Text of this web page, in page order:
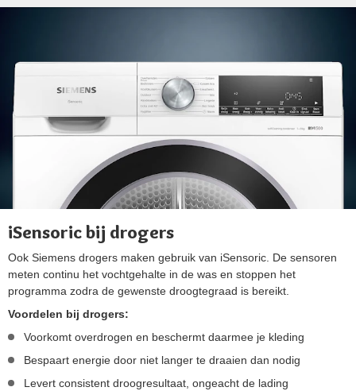
iSensoric bij drogers
Ook Siemens drogers maken gebruik van iSensoric. De sensoren
meten continu het vochtgehalte in de was en stoppen het
programma zodra de gewenste droogtegraad is bereikt.
Voordelen bij drogers:
Voorkomt overdrogen en beschermt daarmee je kleding
Bespaart energie door niet langer te draaien dan nodig
Levert consistent droogresultaat, ongeacht de lading